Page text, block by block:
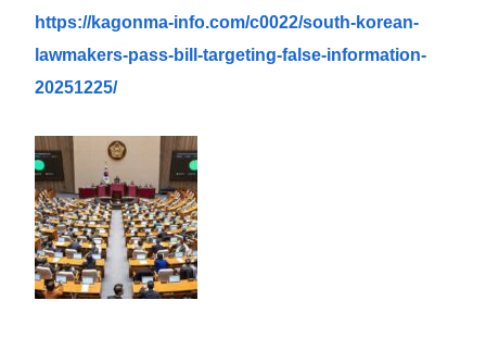
https://kagonma-info.com/c0022/south-korean-
lawmakers-pass-bill-targeting-false-information-
20251225/